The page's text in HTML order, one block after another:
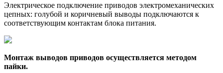
Электрическое подключение приводов электромеханических
цепных: голубой и коричневый выводы подключаются к
соответствующим контактам блока питания.
Монтаж выводов приводов осуществляется методом
пайки.